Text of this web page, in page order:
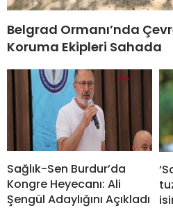
Belgrad Ormanı’nda
Koruma Ekipleri Sahada
Sağlık-Sen Burdur’da
Kongre Heyecanı: Ali
Şengül Adaylığını Açıkladı